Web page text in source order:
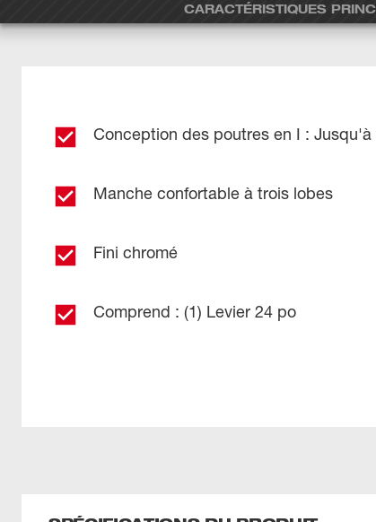
CARACTÉRISTIQUES
Conception des poutres en I :
Manche confortable à trois lobes
Fini chromé
Comprend : (1) Levier 24 po